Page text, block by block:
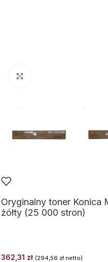
Oryginalny toner
żółty (25 000 stron)
362,31 zł (294,56 zł netto)